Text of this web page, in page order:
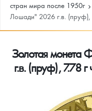
Каталог
Каталог Монет
Инвестиционные монеты
Монеты Россия и СССР
Памятные и старинные
Инфо
Как сделать заказ
Подлинность монет
Доставка
стран мира после 1950г
Лошади" 2026 г.в. (пруф),
Золотая монета
г.в. (пруф), 7.78